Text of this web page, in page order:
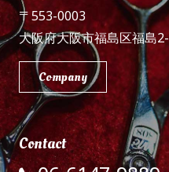
〒553-0003
大阪府大阪市福島区福島
Company
Contact